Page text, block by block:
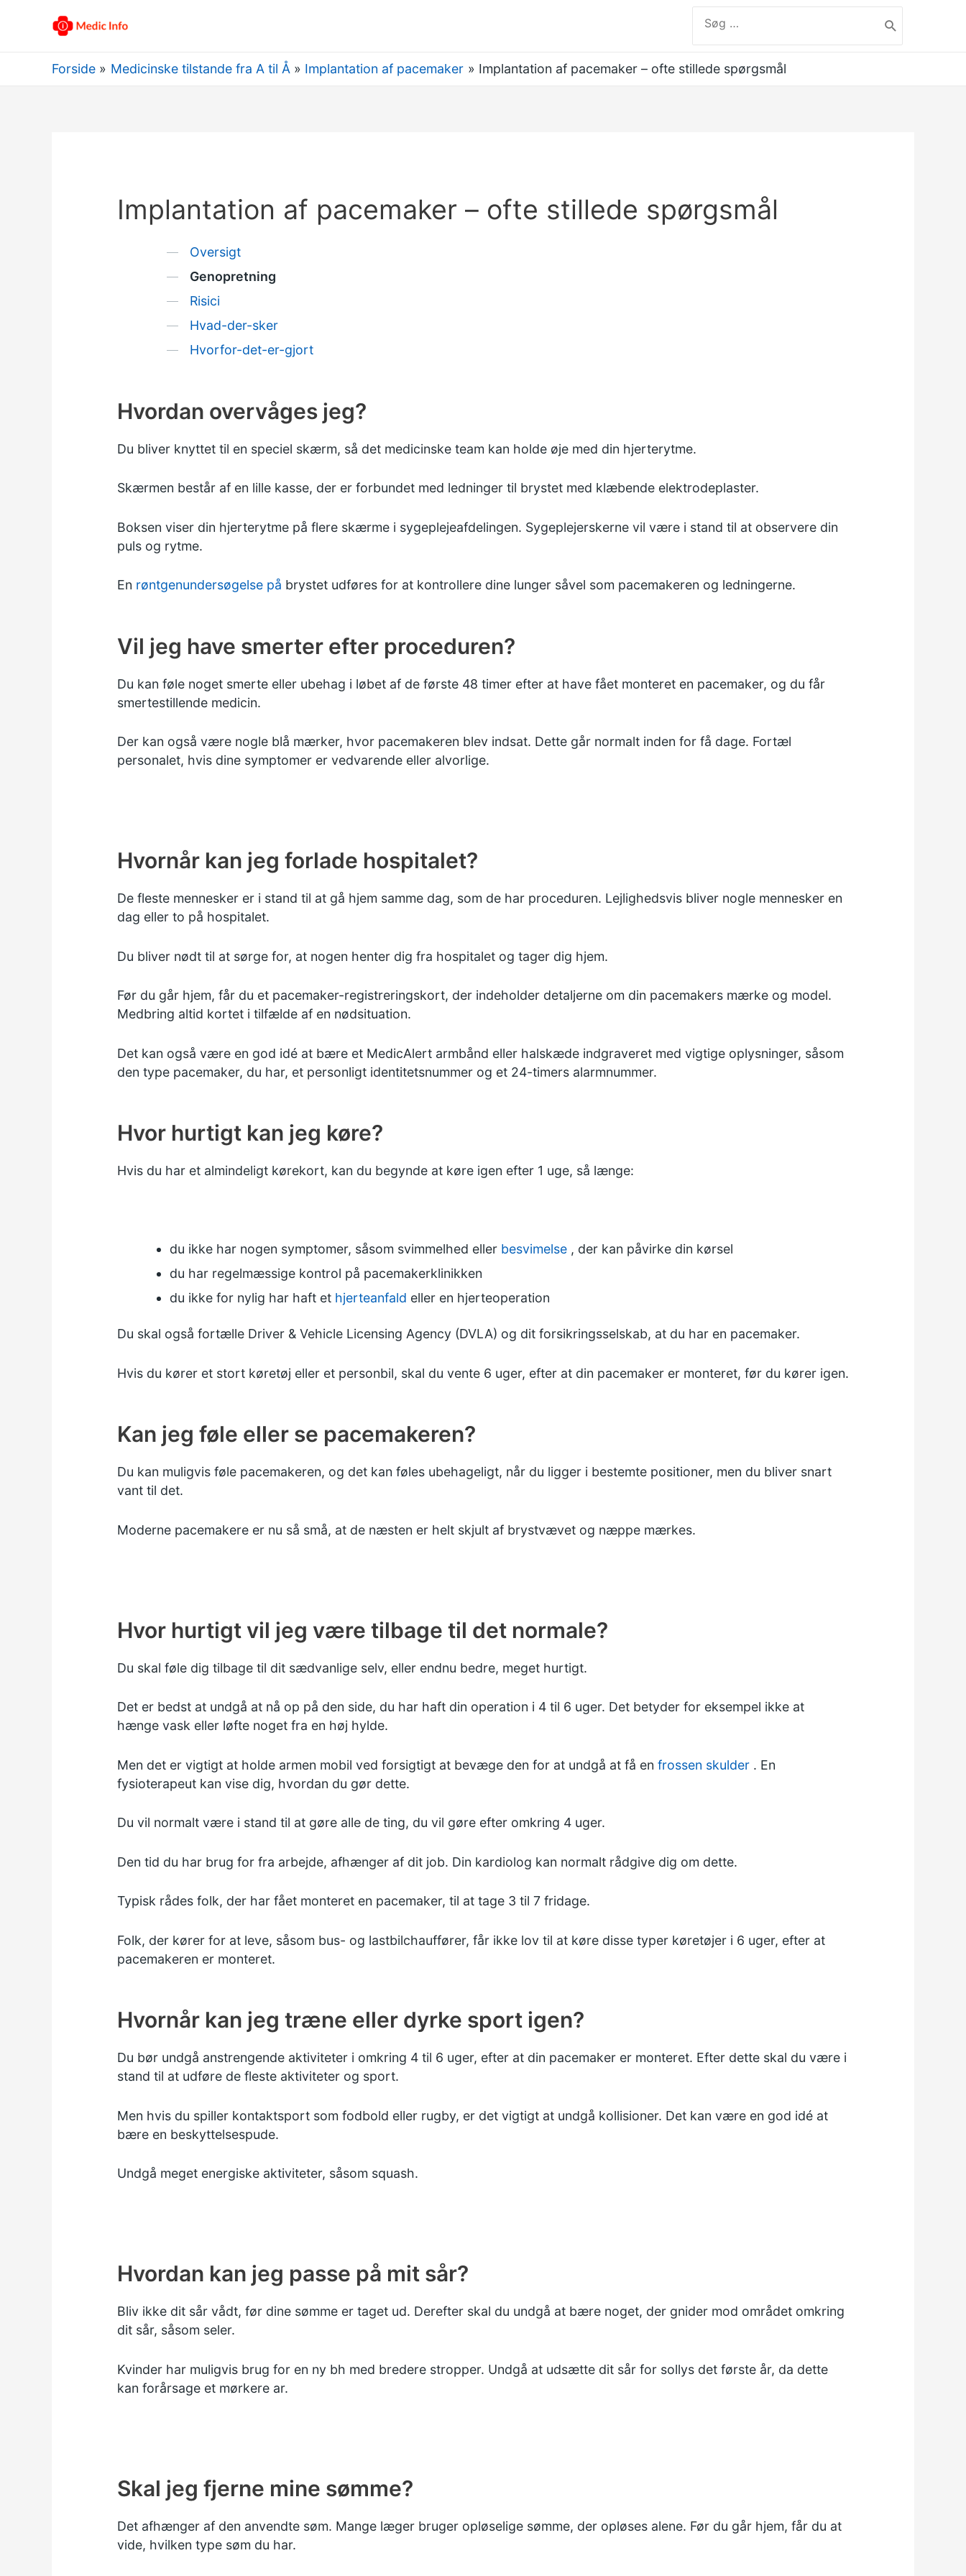
efter:
label
Forside Medicinske tilstande fra A til Å Implantation af pacemaker Implantation af pacemaker – ofte stillede spørgsmål
Implantation af pacemaker – ofte stillede spørgsmål
Oversigt
Genopretning
Risici
Hvad-der-sker
Hvorfor-det-er-gjort
Hvordan overvåges jeg?
Du bliver knyttet til en speciel skærm, så det medicinske team kan holde øje med din hjerterytme.
Skærmen består af en lille kasse, der er forbundet med ledninger til brystet med klæbende elektrodeplaster.
Boksen viser din hjerterytme på flere skærme i sygeplejeafdelingen. Sygeplejerskerne vil være i stand til at observere din
puls og rytme.
En røntgenundersøgelse på brystet udføres for at kontrollere dine lunger såvel som pacemakeren og ledningerne.
Vil jeg have smerter efter proceduren?
Du kan føle noget smerte eller ubehag i løbet af de første 48 timer efter at have fået monteret en pacemaker, og du får
smertestillende medicin.
Der kan også være nogle blå mærker, hvor pacemakeren blev indsat. Dette går normalt inden for få dage. Fortæl
personalet, hvis dine symptomer er vedvarende eller alvorlige.
Hvornår kan jeg forlade hospitalet?
De fleste mennesker er i stand til at gå hjem samme dag, som de har proceduren. Lejlighedsvis bliver nogle mennesker en
dag eller to på hospitalet.
Du bliver nødt til at sørge for, at nogen henter dig fra hospitalet og tager dig hjem.
Før du går hjem, får du et pacemaker-registreringskort, der indeholder detaljerne om din pacemakers mærke og model.
Medbring altid kortet i tilfælde af en nødsituation.
Det kan også være en god idé at bære et MedicAlertarmbånd eller halskæde indgraveret med vigtige oplysninger, såsom
den type pacemaker, du har, et personligt identitetsnummer og et 24-timers alarmnummer.
Hvor hurtigt kan jeg køre?
Hvis du har et almindeligt kørekort, kan du begynde at køre igen efter 1 uge, så længe:
du ikke har nogen symptomer, såsom svimmelhed eller besvimelse , der kan påvirke din kørsel
du har regelmæssige kontrol på pacemakerklinikken
du ikke for nylig har haft et hjerteanfald eller en hjerteoperation
Du skal også fortælle Driver & Vehicle Licensing Agency (DVLA) og dit forsikringsselskab, at du har en pacemaker.
Hvis du kører et stort køretøj eller et personbil, skal du vente 6 uger, efter at din pacemaker er monteret, før du kører igen.
Kan jeg føle eller se pacemakeren?
Du kan muligvis føle pacemakeren, og det kan føles ubehageligt, når du ligger i bestemte positioner, men du bliver snart
vant til det.
Moderne pacemakere er nu så små, at de næsten er helt skjult af brystvævet og næppe mærkes.
Hvor hurtigt vil jeg være tilbage til det normale?
Du skal føle dig tilbage til dit sædvanlige selv, eller endnu bedre, meget hurtigt.
Det er bedst at undgå at nå op på den side, du har haft din operation i 4 til 6 uger. Det betyder for eksempel ikke at
hænge vask eller løfte noget fra en høj hylde.
Men det er vigtigt at holde armen mobil ved forsigtigt at bevæge den for at undgå at få en frossen skulder. En
fysioterapeut kan vise dig, hvordan du gør dette.
Du vil normalt være i stand til at gøre alle de ting, du vil gøre efter omkring 4 uger.
Den tid du har brug for fra arbejde, afhænger af dit job. Din kardiolog kan normalt rådgive dig om dette.
Typisk rådes folk, der har fået monteret en pacemaker, til at tage 3 til 7 fridage.
Folk, der kører for at leve, såsom bus- og lastbilchauffører, får ikke lov til at køre disse typer køretøjer i 6 uger, efter at
pacemakeren er monteret.
Hvornår kan jeg træne eller dyrke sport igen?
Du bør undgå anstrengende aktiviteter i omkring 4 til 6 uger, efter at din pacemaker er monteret. Efter dette skal du være i
stand til at udføre de fleste aktiviteter og sport.
Men hvis du spiller kontaktsport som fodbold eller rugby, er det vigtigt at undgå kollisioner. Det kan være en god idé at
bære en beskyttelsespude.
Undgå meget energiske aktiviteter, såsom squash.
Hvordan kan jeg passe på mit sår?
Bliv ikke dit sår vådt, før dine sømme er taget ud. Derefter skal du undgå at bære noget, der gnider mod området omkring
dit sår, såsom seler.
Kvinder har muligvis brug for en ny bh med bredere stropper. Undgå at udsætte dit sår for sollys det første år, da dette
kan forårsage et mørkere ar.
Skal jeg fjerne mine sømme?
Det afhænger af den anvendte søm. Mange læger bruger opløselige sømme, der opløses alene. Før du går hjem, får du at
vide, hvilken type søm du har.